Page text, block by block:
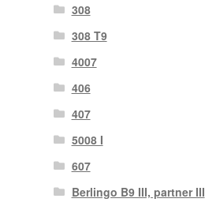
308
308 T9
4007
406
407
5008 I
607
Berlingo B9 III, partner III